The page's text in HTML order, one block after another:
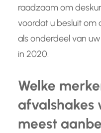
raadzaam om
voordat u besluit om
als onderdeel van
in 2020.
Welke
afvalshakes
meest